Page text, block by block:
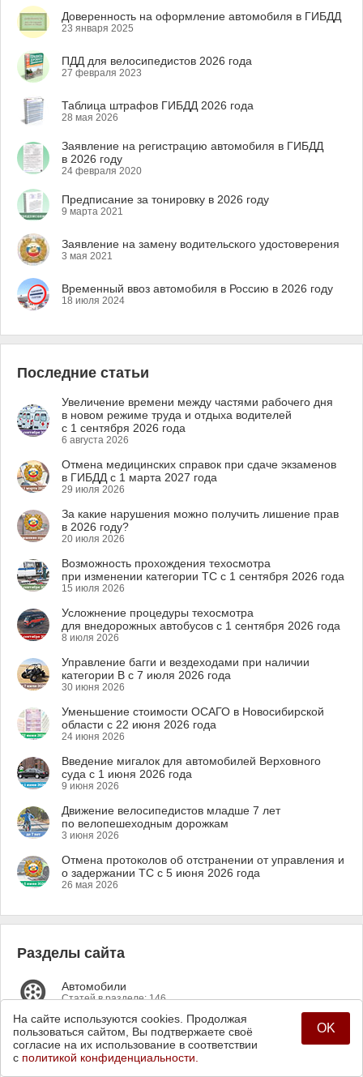
Доверенность на оформление автомобиля в ГИБДД
23 января 2025
ПДД для велосипедистов 2026 года
27 февраля 2023
Таблица штрафов ГИБДД 2026 года
28 мая 2026
Заявление на регистрацию автомобиля в ГИБДД
в 2026 году
24 февраля 2020
Предписание за тонировку в 2026 году
9 марта 2021
Заявление на замену водительского удостоверения
3 мая 2021
Временный ввоз автомобиля в Россию в 2026 году
18 июля 2024
Последние статьи
Увеличение времени между частями рабочего дня
в новом режиме труда и отдыха водителей
с 1 сентября 2026 года
6 августа 2026
Отмена медицинских справок при сдаче экзаменов
в ГИБДД с 1 марта 2027 года
29 июля 2026
За какие нарушения можно получить лишение прав
в 2026 году?
20 июля 2026
Возможность прохождения техосмотра
при изменении категории ТС с 1 сентября 2026 года
15 июля 2026
Усложнение процедуры техосмотра
для внедорожных автобусов с 1 сентября 2026 года
8 июля 2026
Управление багги и вездеходами при наличии
категории B с 7 июля 2026 года
30 июня 2026
Уменьшение стоимости ОСАГО в Новосибирской
области с 22 июня 2026 года
24 июня 2026
Введение мигалок для автомобилей Верховного
суда с 1 июня 2026 года
9 июня 2026
Движение велосипедистов младше 7 лет
по велопешеходным дорожкам
3 июня 2026
Отмена протоколов об отстранении от управления и
о задержании ТС с 5 июня 2026 года
26 мая 2026
Разделы сайта
Автомобили
Статей в разделе: 146
Автошкола
Статей в разделе: 82
OK
На сайте используются cookies. Продолжая
пользоваться сайтом, Вы подтвержаете своё
согласие на их использование в соответствии
с политикой конфиденциальности.